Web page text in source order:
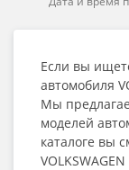
Если вы
автомобиля
Мы
моделей
каталоге вы